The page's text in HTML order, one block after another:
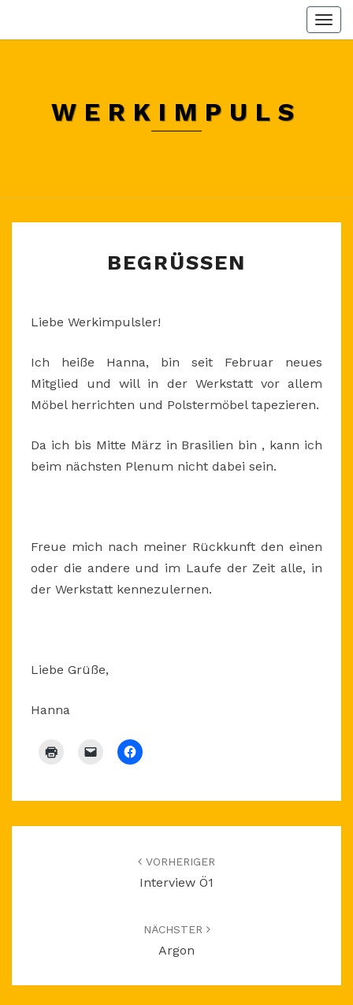
WERKIMPULS
BEGRÜSSEN
Liebe Werkimpulsler!
Ich heiße Hanna, bin seit Februar neues
Mitglied und will in der Werkstatt vor allem
Möbel herrichten und Polstermöbel tapezieren.
Da ich bis Mitte März in Brasilien bin , kann ich
beim nächsten Plenum nicht dabei sein.
Freue mich nach meiner Rückkunft den einen
oder die andere und im Laufe der Zeit alle, in
der Werkstatt kennezulernen.
Liebe Grüße,
Hanna
VORHERIGER
Interview Ö1
NÄCHSTER
Argon